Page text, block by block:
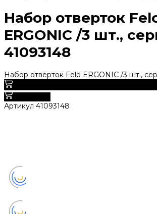
Набор отверток
ERGONIC /3 шт.,
41093148
Набор отверток Felo ERGONIC /3 шт.,
Артикул 41093148